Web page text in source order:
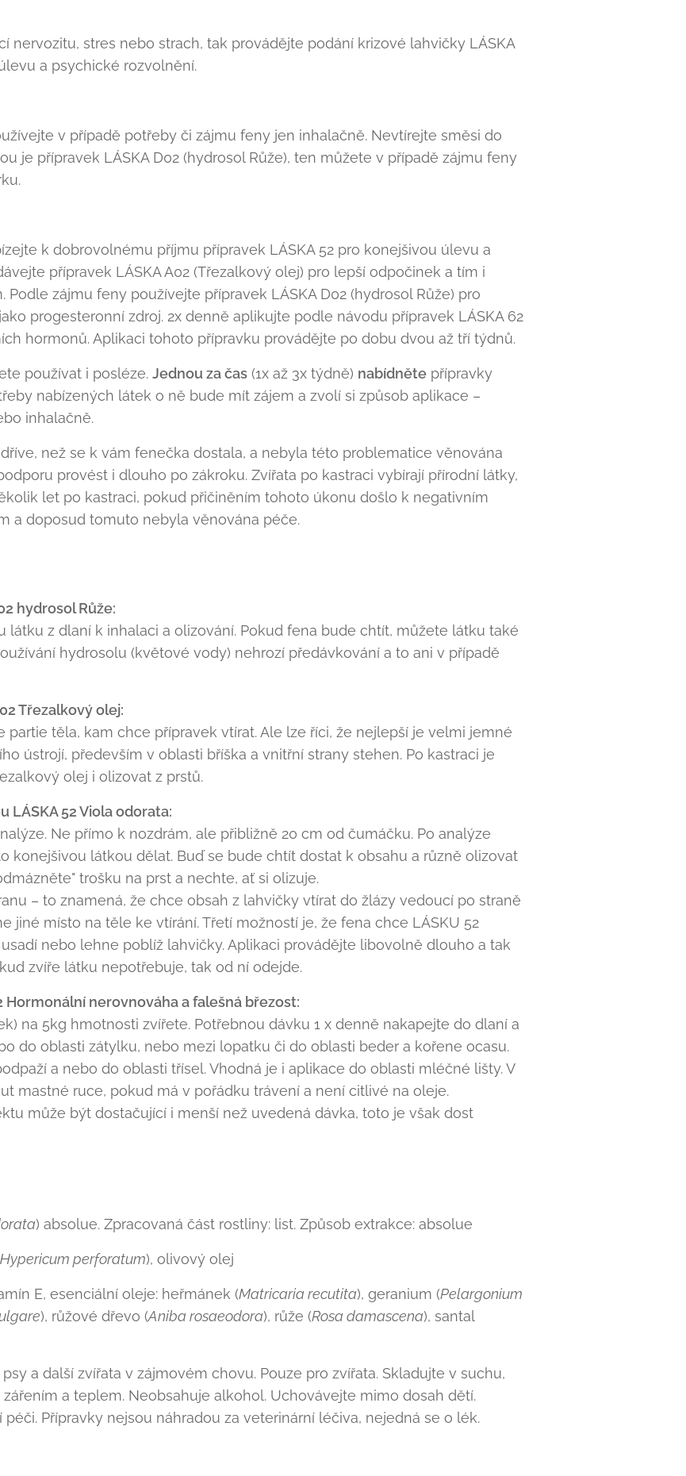
nervozitu, stres nebo strach, tak provádějte podání krizové lahvičky LÁSKA
a psychické rozvolnění.
v případě potřeby či zájmu feny jen inhalačně. Nevtírejte směsi do
je přípravek LÁSKA D02 (hydrosol Růže), ten můžete v případě zájmu feny
k dobrovolnému příjmu přípravek LÁSKA 52 pro konejšivou úlevu a
přípravek LÁSKA A02 (Třezalkový olej) pro lepší odpočinek a tím i
zájmu feny používejte přípravek LÁSKA D02 (hydrosol Růže) pro
progesteronní zdroj. 2x denně aplikujte podle návodu přípravek LÁSKA 62
hormonů. Aplikaci tohoto přípravku provádějte po dobu dvou až tří týdnů.
používat i posléze. Jednou za čas(1x až 3x týdně) nabídnětepřípravky
nabízených látek o ně bude mít zájem a zvolí si způsob aplikace –
inhalačně.
než se k vám fenečka dostala, a nebyla této problematice věnována
provést i dlouho po zákroku. Zvířata po kastraci vybírají přírodní látky,
let po kastraci, pokud přičiněním tohoto úkonu došlo k negativním
a doposud tomuto nebyla věnována péče.
hydrosol Růže:
látku z dlaní k inhalaci a olizování. Pokud fena bude chtít, můžete látku také
hydrosolu (květové vody) nehrozí předávkování a to ani v případě
Třezalkový olej:
partie těla, kam chce přípravek vtírat. Ale lze říci, že nejlepší je velmi jemné
ústrojí, především v oblasti bříška a vnitřní strany stehen. Po kastraci je
olej i olizovat z prstů.
LÁSKA 52 Viola odorata:
Ne přímo k nozdrám, ale přibližně 20 cm od čumáčku. Po analýze
konejšivou látkou dělat. Buď se bude chtít dostat k obsahu a různě olizovat
trošku na prst a nechte, ať si olizuje.
– to znamená, že chce obsah z lahvičky vtírat do žlázy vedoucí po straně
jiné místo na těle ke vtírání. Třetí možností je, že fena chce LÁSKU 52
nebo lehne poblíž lahvičky. Aplikaci provádějte libovolně dlouho a tak
zvíře látku nepotřebuje, tak od ní odejde.
Hormonální nerovnováha a falešná březost:
na 5kg hmotnosti zvířete. Potřebnou dávku 1 x denně nakapejte do dlaní a
do oblasti zátylku, nebo mezi lopatku či do oblasti beder a kořene ocasu.
a nebo do oblasti třísel. Vhodná je i aplikace do oblasti mléčné lišty. V
mastné ruce, pokud má v pořádku trávení a není citlivé na oleje.
může být dostačující i menší než uvedená dávka, toto je však dost
) absolue. Zpracovaná část rostliny: list. Způsob extrakce: absolue
Hypericum perforatum), olivový olej
E, esenciální oleje: heřmánek (Matricaria recutita), geranium (Pelargonium
), růžové dřevo (Aniba rosaeodora), růže (Rosa damascena), santal
a další zvířata v zájmovém chovu. Pouze pro zvířata. Skladujte v suchu,
a teplem. Neobsahuje alkohol. Uchovávejte mimo dosah dětí.
Přípravky nejsou náhradou za veterinární léčiva, nejedná se o lék.